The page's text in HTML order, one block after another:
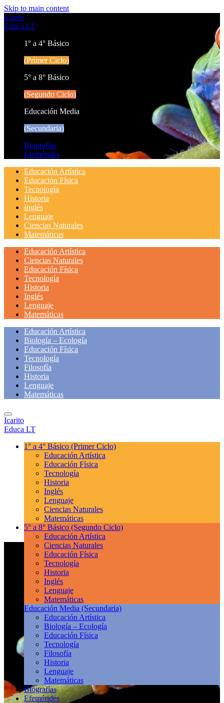
Skip to main content
Icarito
Educa LT
1° a 4° Básico
(Primer Ciclo)
5° a 8° Básico
(Segundo Ciclo)
Educación Media
(Secundaria)
Biografías
Efemérides
Educación Artística
Educación Física
Tecnología
Historia
Inglés
Lenguaje
Ciencias Naturales
Matemáticas
Educación Artística
Ciencias Naturales
Educación Física
Tecnología
Historia
Inglés
Lenguaje
Matemáticas
Educación Artística
Biología – Ecología
Educación Física
Tecnología
Filosofía
Historia
Lenguaje
Matemáticas
Icarito
Educa LT
1° a 4° Básico (Primer Ciclo)
Educación Artística
Educación Física
Tecnología
Historia
Inglés
Lenguaje
Ciencias Naturales
Matemáticas
5° a 8° Básico (Segundo Ciclo)
Educación Artística
Ciencias Naturales
Educación Física
Tecnología
Historia
Inglés
Lenguaje
Matemáticas
Educación Media (Secundaria)
Educación Artística
Biología – Ecología
Educación Física
Tecnología
Filosofía
Historia
Lenguaje
Matemáticas
Biografías
Efemérides